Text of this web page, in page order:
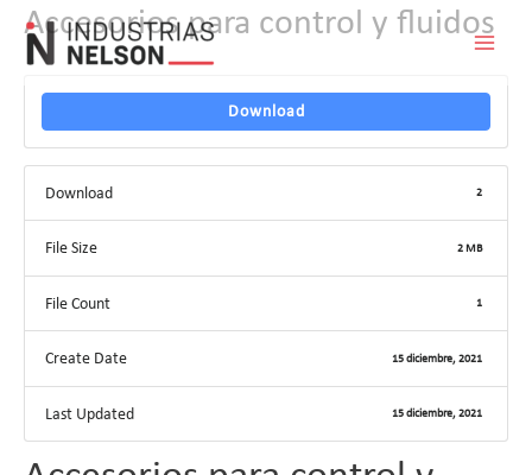
Accesorios para control y fluidos
Download
Download 2
File Size 2 MB
File Count 1
Create Date 15 diciembre, 2021
Last Updated 15 diciembre, 2021